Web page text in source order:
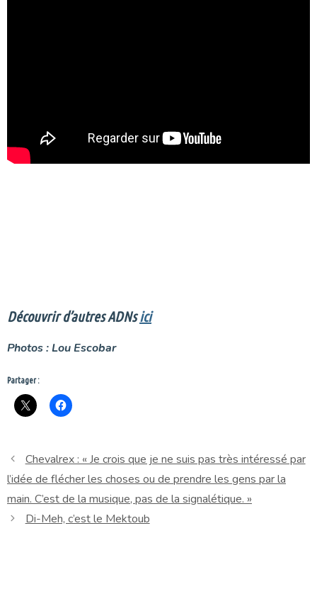
Découvrir d’autres ADNsici
Photos : Lou Escobar
Partager :
Chevalrex : « Je crois que je ne suis pas très intéressé par
l’idée de flécher les choses ou de prendre les gens par la
main. C’est de la musique, pas de la signalétique. »
Di-Meh, c’est le Mektoub